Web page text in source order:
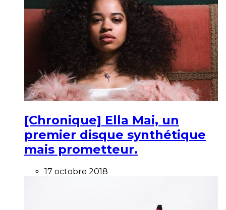
[Chronique] Ella Mai, un
premier disque synthétique
mais prometteur.
17 octobre 2018